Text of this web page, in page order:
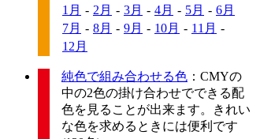
1月 - 2月 - 3月 - 4月 - 5月 - 6月
7月 - 8月 - 9月 - 10月 - 11月 -
12月
純色で組み合わせる色 ：CMYの
中の2色の掛け合わせでできる配
色を見ることが出来ます。きれい
な色を求めるときには便利です